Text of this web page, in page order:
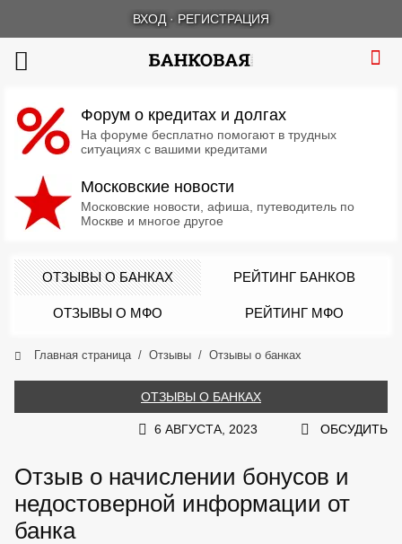
ВХОД · РЕГИСТРАЦИЯ
Форум о кредитах и долгах
На форуме бесплатно помогают в трудных
ситуациях с вашими кредитами
Московские новости
Московские новости, афиша, путеводитель по
Москве и многое другое
ОТЗЫВЫ О БАНКАХ РЕЙТИНГ БАНКОВ
ОТЗЫВЫ О МФО РЕЙТИНГ МФО
Главная страница Отзывы Отзывы о банках
ОТЗЫВЫ О БАНКАХ
6 АВГУСТА, 2023 ОБСУДИТЬ
Отзыв о начислении бонусов и
недостоверной информации от
банка